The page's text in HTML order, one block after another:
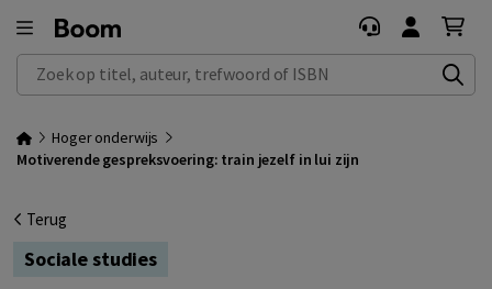
Zoek op titel, auteur, trefwoord of ISBN
Hoger onderwijs
Motiverende gespreksvoering: train jezelf in lui zijn
Terug
Sociale studies